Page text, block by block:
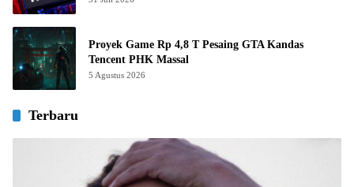
Proyek Game Rp 4,8 T Pesaing GTA Kandas
Tencent PHK Massal
5 Agustus 2026
Terbaru